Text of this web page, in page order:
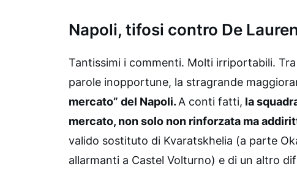
Napoli, tifosi contro De
Tantissimi i commenti. Molti irriportabili.
parole inopportune, la stragrande
mercato” del Napoli. A conti fatti, la
mercato, non solo non rinforzata ma
valido sostituto di Kvaratskhelia (a parte
allarmanti a Castel Volturno) e di un altro